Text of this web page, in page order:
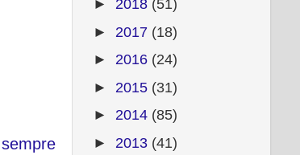
► 2018 (51)
► 2017 (18)
► 2016 (24)
► 2015 (31)
► 2014 (85)
► 2013 (41)